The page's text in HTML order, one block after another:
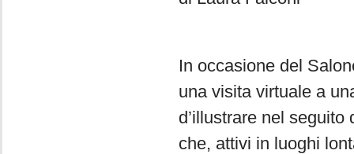
In occasione del
una visita virtuale a
d’illustrare nel seguito
che, attivi in luoghi